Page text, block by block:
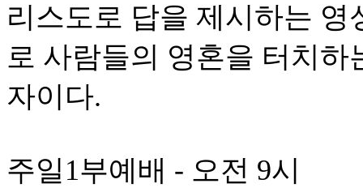
리스도로 답을 제시하는
로 사람들의 영혼을 터치
자이다.
주일1부예배 - 오전 9시